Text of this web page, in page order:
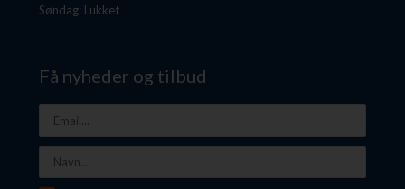
Søndag: Lukket
Få nyheder og tilbud